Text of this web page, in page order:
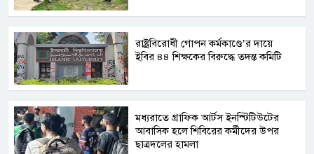
রাষ্ট্রবিরোধী গোপন কর্মকাণ্ডে’র দায়ে
ইবির ৪৪ শিক্ষকের বিরুদ্ধে তদন্ত কমিটি
মধ্যরাতে গ্রাফিক আর্টস ইনস্টিটিউটের
আবাসিক হলে শিবিরের কর্মীদের উপর
ছাত্রদলের হামলা